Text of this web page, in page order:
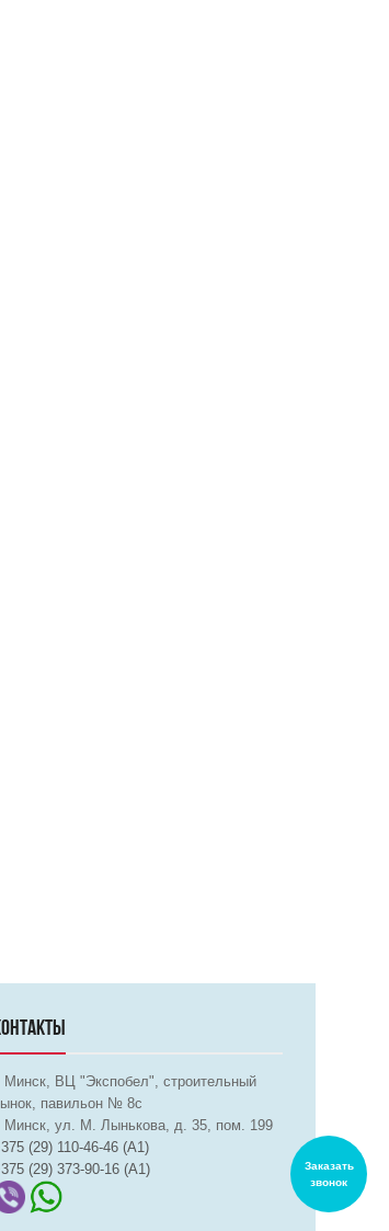
Минск, ВЦ "Экспобел", строительный
павильон № 8c
Минск, ул. М. Лынькова, д. 35, пом. 199
(29) 110-46-46 (А1)
(29) 373-90-16 (A1)
Заказать
звонок